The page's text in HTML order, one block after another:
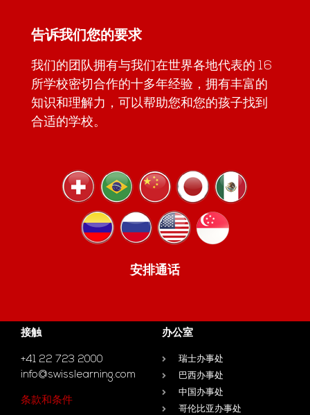
告诉我们您的要求
我们的团队拥有与我们在世界各地代表的 16
所学校密切合作的十多年经验，拥有丰富的
知识和理解力，可以帮助您和您的孩子找到
合适的学校。
安排通话
接触
+41 22 723 2000
info@swisslearning.com
条款和条件
办公室
瑞士办事处
巴西办事处
中国办事处
哥伦比亚办事处